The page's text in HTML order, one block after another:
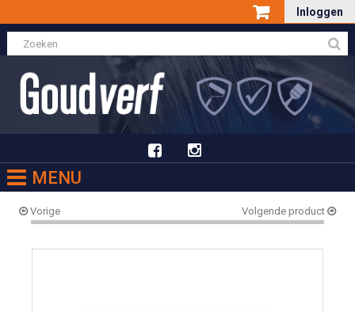
Inloggen
MENU
Vorige Volgende product